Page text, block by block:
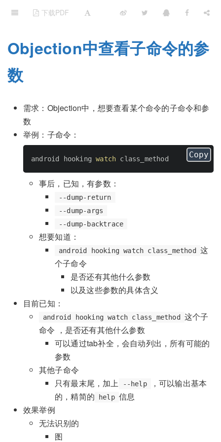
下载PDF
Objection中查看子命令的参
数
需求：Objection中，想要查看某个命令的子命令和参
数
举例：子命令：
android hooking watch Copy
事后，已知，有参数：
--dump-return
--dump-args
--dump-backtrace
想要知道：
android hooking watch class_method
这
个子命令
是否还有其他什么参数
以及这些参数的具体含义
目前已知：
android hooking watch class_method
这个子
命令 ，是否还有其他什么参数
可以通过tab补全，会自动列出，所有可能的
参数
其他子命令
只有最末尾，加上
--help
，可以输出基本
的，精简的
help 信息
效果举例
无法识别的
图